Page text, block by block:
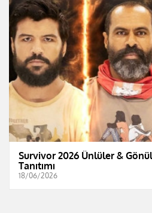
Survivor 2026 Ünlüler &
Tanıtımı
18/06/2026